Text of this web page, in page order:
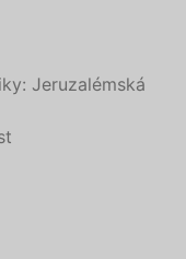
Jeruzalémská